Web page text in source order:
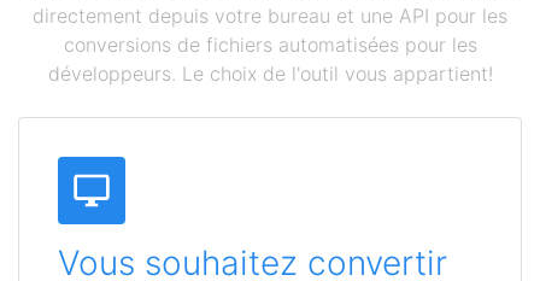
directement depuis votre bureau et une API pour les
conversions de fichiers automatisées pour les
développeurs. Le choix de l'outil vous appartient!
Vous souhaitez convertir